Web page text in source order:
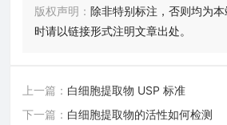
版权声明： 除非特别标注，否则均为
时请以链接形式注明文章出处。
上一篇： 白细胞提取物 USP 标准
下一篇： 白细胞提取物的活性如何检测